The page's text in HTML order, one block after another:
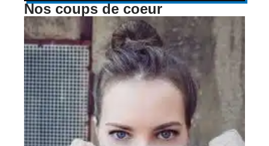
Nos coups de coeur